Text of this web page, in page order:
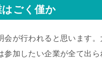
はごく僅か
が行われると思います
加したい企業が全て出ら